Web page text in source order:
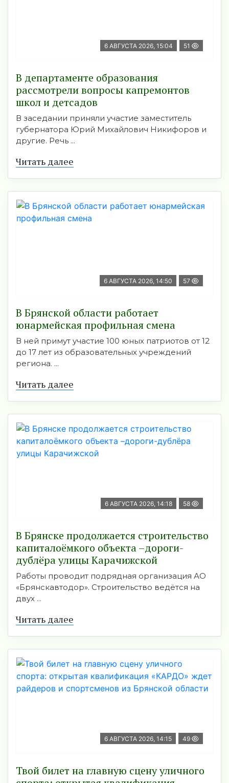
6 АВГУСТА 2026, 15:04 51
В департаменте образования
рассмотрели вопросы капремонтов
школ и детсадов
В заседании приняли участие заместитель
губернатора Юрий Михайлович Никифоров и
другие. Речь ...
Читать далее
6 АВГУСТА 2026, 14:50 57
В Брянской области работает
юнармейская профильная смена
В ней примут участие 100 юных патриотов от 12
до 17 лет из образовательных учреждений
региона. ...
Читать далее
6 АВГУСТА 2026, 14:18 58
В Брянске продолжается строительство
капиталоёмкого объекта –дороги-
дублёра улицы Карачижской
Работы проводит подрядная организация АО
«Брянскавтодор». Строительство ведётся на
двух ...
Читать далее
6 АВГУСТА 2026, 14:15 49
Твой билет на главную сцену уличного